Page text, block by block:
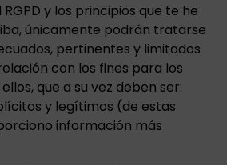
y los principios que te he
únicamente podrán tratarse
pertinentes y limitados
con los fines para los
que a su vez deben ser:
y legítimos (de estas
información más